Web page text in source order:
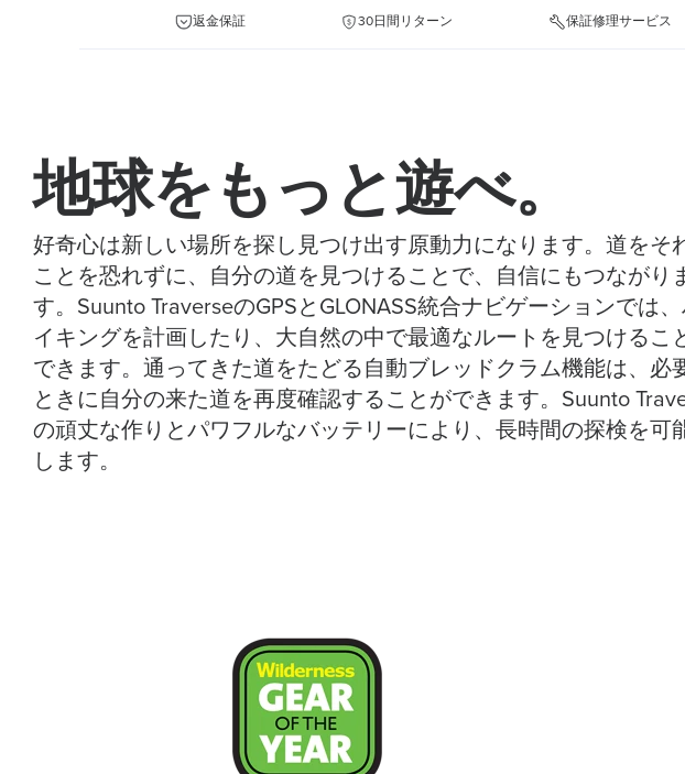
返金保証 30日間リターン 保証修理サービス
地球をもっと遊べ。
好奇心は新しい場所を探し見つけ出す原動力になります。道をそ
ことを恐れずに、自分の道を見つけることで、自信にもつながり
す。Suunto TraverseのGPSとGLONASS統合ナビゲーションでは
イキングを計画したり、大自然の中で最適なルートを見つけるこ
できます。通ってきた道をたどる自動ブレッドクラム機能は、必
ときに自分の来た道を再度確認することができます。Suunto
の頑丈な作りとパワフルなバッテリーにより、長時間の探検を可
します。